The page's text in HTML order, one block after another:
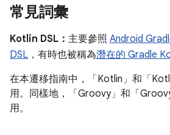
常見詞彙
Kotlin DSL： 主要參照 Android
DSL ，有時也被稱為潛在的 Gradle
在本遷移指南中，「Kotlin」和「
用。同樣地，「Groovy」和「
用。